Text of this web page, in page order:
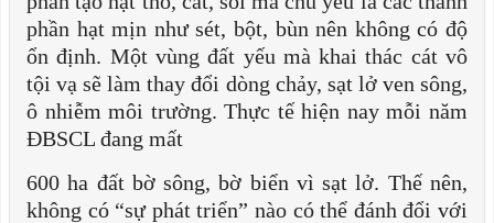
phần hạt mịn như sét, bột, bùn nên không có độ
ổn định. Một vùng đất yếu mà khai thác cát vô
tội vạ sẽ làm thay đổi dòng chảy, sạt lở ven sông,
ô nhiễm môi trường. Thực tế hiện nay mỗi năm
ĐBSCL đang mất
600 ha đất bờ sông, bờ biển vì sạt lở. Thế nên,
không có “sự phát triển” nào có thể đánh đổi với